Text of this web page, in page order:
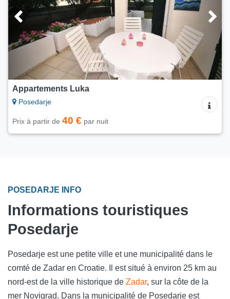
Appartements Luka
Posedarje
Prix à partir de 40 € par nuit
POSEDARJE INFO
Informations touristiques
Posedarje
Posedarje est une petite ville et une municipalité dans le
comté de Zadar en Croatie. Il est situé à environ 25 km au
nord-est de la ville historique de Zadar, sur la côte de la
mer Novigrad. Dans la municipalité de Posedarje est